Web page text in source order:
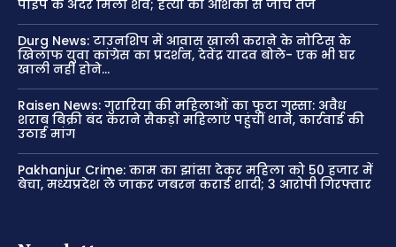
पाइप के अंदर मिला शव; हत्या की आशंका से जांच तेज
Durg News: टाउनशिप में आवास खाली कराने के नोटिस के
खिलाफ युवा कांग्रेस का प्रदर्शन, देवेंद्र यादव बोले- एक भी घर
खाली नहीं होने...
Raisen News: गुरारिया की महिलाओं का फूटा गुस्सा: अवैध
शराब बिक्री बंद कराने सैकड़ों महिलाएं पहुंचीं थाने, कार्रवाई की
उठाई मांग
Pakhanjur Crime: काम का झांसा देकर महिला को 50 हजार में
बेचा, मध्यप्रदेश ले जाकर जबरन कराई शादी; 3 आरोपी गिरफ्तार